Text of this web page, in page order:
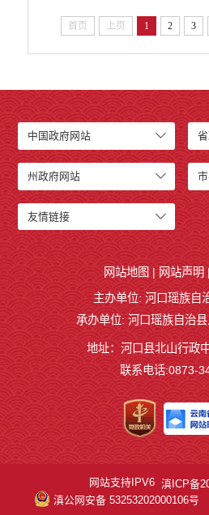
首页 上页 1 2 3
中国政府网站
州政府网站
友情链接
网站地图 | 网站声明 |
主办单位: 河口瑶族自
承办单位: 河口瑶族自治
地址：河口县北山行政
联系电话:0873-
网站支持IPV6 滇ICP备
滇公网安备 53253202000106号